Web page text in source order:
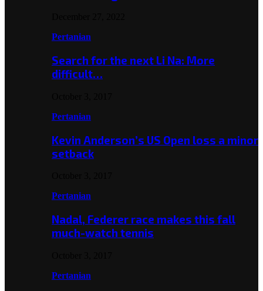
Pertanian
Search for the next Li Na: More
difficult…
Pertanian
Kevin Anderson’s US Open loss a minor
setback
Pertanian
Nadal, Federer race makes this fall
much-watch tennis
Pertanian